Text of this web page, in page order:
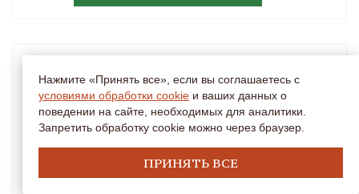
Нажмите «Принять все», если вы соглашаетесь с
условиями обработки cookie и ваших данных о
поведении на сайте, необходимых для аналитики.
Запретить обработку cookie можно через браузер.
ПРИНЯТЬ ВСЕ